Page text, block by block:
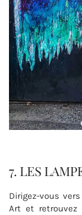
7. LES
Dirigez-vous
Art et retrouvez